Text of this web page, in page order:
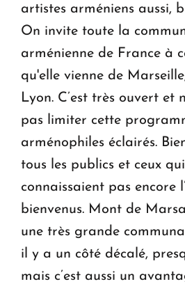
artistes arméniens aussi,
On invite toute la
arménienne de France à
qu'elle vienne de
Lyon. C’est très ouvert et
pas limiter cette
arménophiles éclairés.
tous les publics et ceux
connaissaient pas encore
bienvenus. Mont de
une très grande
il y a un côté décalé,
mais c’est aussi un